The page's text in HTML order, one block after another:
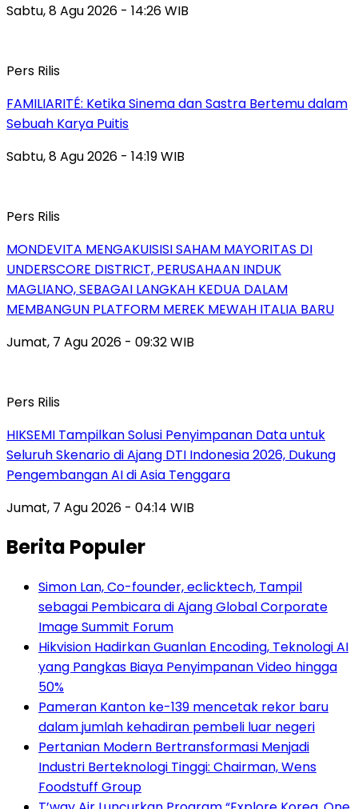
Sabtu, 8 Agu 2026 - 14:26 WIB
Pers Rilis
FAMILIARITÉ: Ketika Sinema dan Sastra Bertemu dalam
Sebuah Karya Puitis
Sabtu, 8 Agu 2026 - 14:19 WIB
Pers Rilis
MONDEVITA MENGAKUISISI SAHAM MAYORITAS DI
UNDERSCORE DISTRICT, PERUSAHAAN INDUK
MAGLIANO, SEBAGAI LANGKAH KEDUA DALAM
MEMBANGUN PLATFORM MEREK MEWAH ITALIA BARU
Jumat, 7 Agu 2026 - 09:32 WIB
Pers Rilis
HIKSEMI Tampilkan Solusi Penyimpanan Data untuk
Seluruh Skenario di Ajang DTI Indonesia 2026, Dukung
Pengembangan AI di Asia Tenggara
Jumat, 7 Agu 2026 - 04:14 WIB
Berita Populer
Simon Lan, Co-founder, eclicktech, Tampil
sebagai Pembicara di Ajang Global Corporate
Image Summit Forum
Hikvision Hadirkan Guanlan Encoding, Teknologi AI
yang Pangkas Biaya Penyimpanan Video hingga
50%
Pameran Kanton ke-139 mencetak rekor baru
dalam jumlah kehadiran pembeli luar negeri
Pertanian Modern Bertransformasi Menjadi
Industri Berteknologi Tinggi: Chairman, Wens
Foodstuff Group